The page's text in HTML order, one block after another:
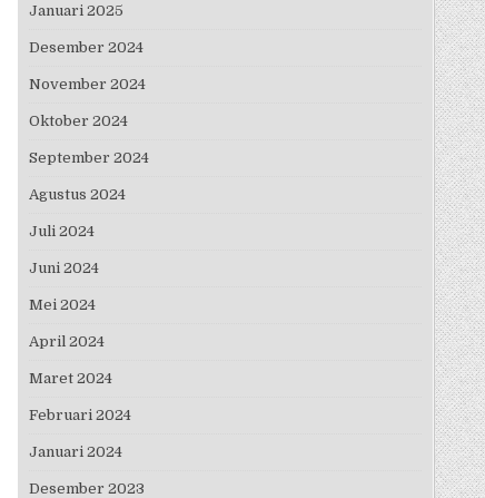
Januari 2025
Desember 2024
November 2024
Oktober 2024
September 2024
Agustus 2024
Juli 2024
Juni 2024
Mei 2024
April 2024
Maret 2024
Februari 2024
Januari 2024
Desember 2023